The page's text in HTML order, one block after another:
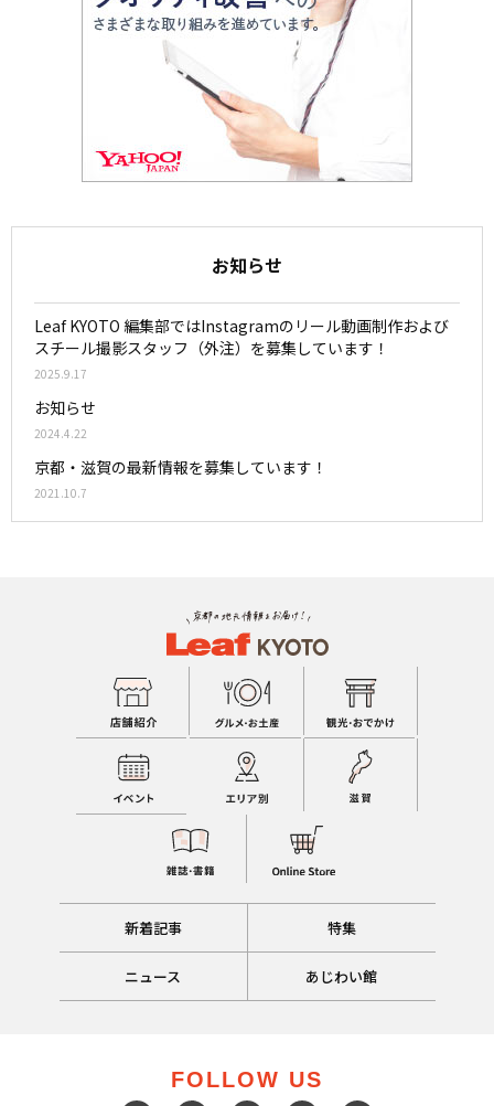
お知らせ
Leaf KYOTO 編集部ではInstagramのリール動画制作および
スチール撮影スタッフ（外注）を募集しています！
2025.9.17
お知らせ
2024.4.22
京都・滋賀の最新情報を募集しています！
2021.10.7
新着記事 特集
ニュース あじわい館
FOLLOW US